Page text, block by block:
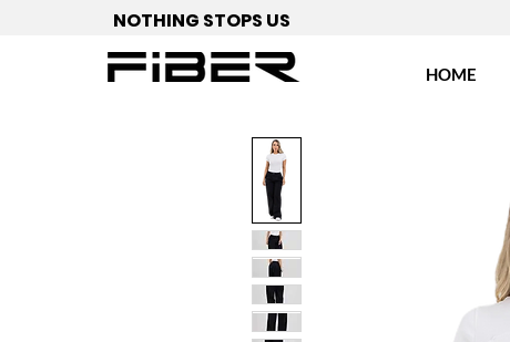
NOTHING STOPS US
HOME